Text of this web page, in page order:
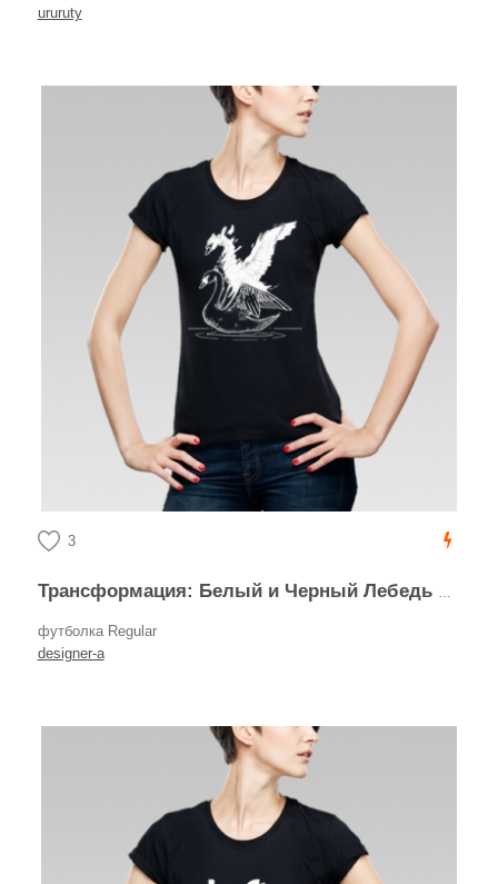
ururuty
3
Трансформация: Белый и Черный Лебедь в Динамике
футболка Regular
designer-a